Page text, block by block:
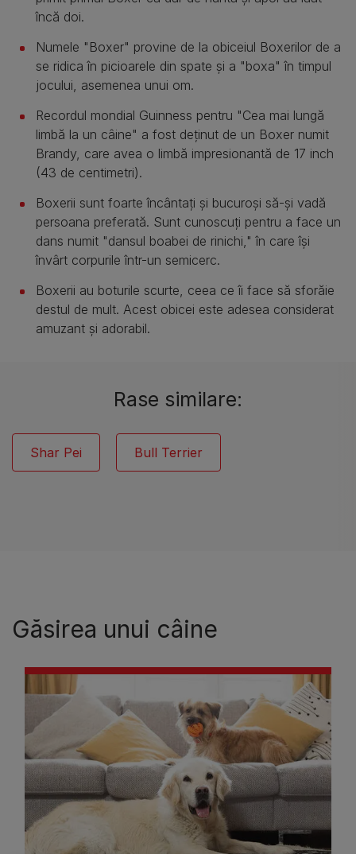
încă doi.
Numele "Boxer" provine de la obiceiul Boxerilor de a
se ridica în picioarele din spate și a "boxa" în timpul
jocului, asemenea unui om.
Recordul mondial Guinness pentru "Cea mai lungă
limbă la un câine" a fost deținut de un Boxer numit
Brandy, care avea o limbă impresionantă de 17 inch
(43 de centimetri).
Boxerii sunt foarte încântați și bucuroși să-și vadă
persoana preferată. Sunt cunoscuți pentru a face un
dans numit "dansul boabei de rinichi," în care își
învârt corpurile într-un semicerc.
Boxerii au boturile scurte, ceea ce îi face să sforăie
destul de mult. Acest obicei este adesea considerat
amuzant și adorabil.
Rase similare:
Shar Pei Bull Terrier
Găsirea unui câine